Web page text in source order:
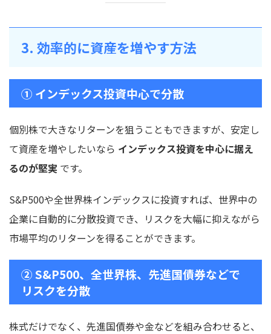
3. 効率的に資産を増やす方法
① インデックス投資中心で分散
個別株で大きなリターンを狙うこともできますが、安定し
て資産を増やしたいなら インデックス投資を中心に据え
るのが堅実 です。
S&P500や全世界株インデックスに投資すれば、世界中の
企業に自動的に分散投資でき、リスクを大幅に抑えながら
市場平均のリターンを得ることができます。
② S&P500、全世界株、先進国債券などで
リスクを分散
株式だけでなく、先進国債券や金などを組み合わせると、